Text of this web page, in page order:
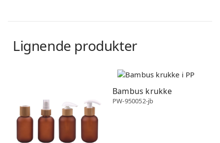
Lignende produkter
Bambus krukke
PW-950052-jb
Bambus